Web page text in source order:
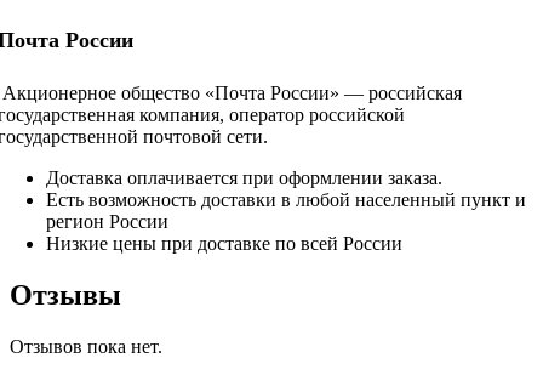
России
общество «Почта России» — российская
компания, оператор российской
почтовой сети.
Доставка оплачивается при оформлении заказа.
Есть возможность доставки в любой населенный пункт и
регион России
Низкие цены при доставке по всей России
Отзывы
Отзывов пока нет.